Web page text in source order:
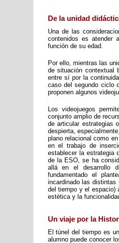
De la unidad
Una de las
contenidos es atender
función de su edad.
Por ello, mientras las
de situación contextual
entre sí por la
caso del segundo ciclo
proponen algunos
Los videojuegos
conjunto amplio de
de articular estrategias
despierta,
plano relacional como
en el trabajo de
establecer la estrategia
de la ESO, se ha
allá en el desarrollo
fundamentado el
incardinado las
del tiempo y el espacio)
estética y la
Un viaje por la
El túnel del tiempo es
alumno puede conocer